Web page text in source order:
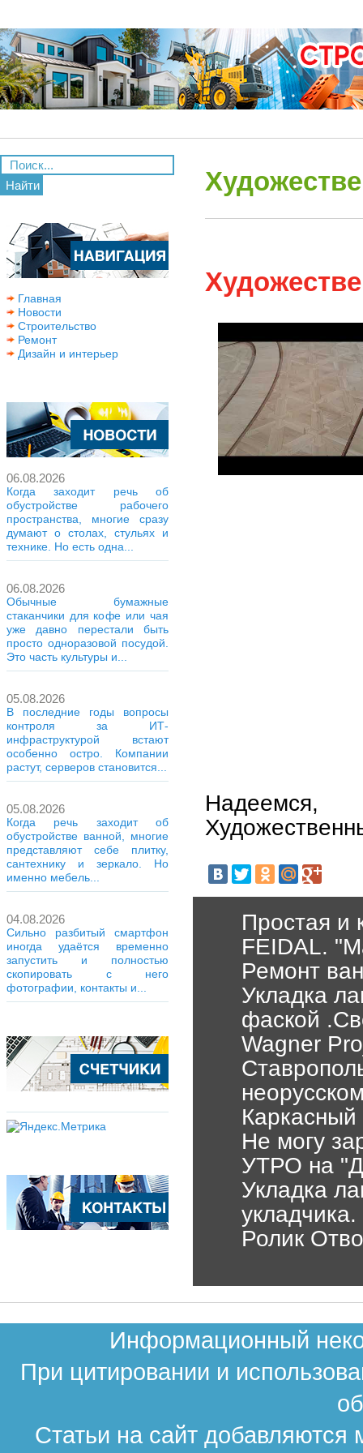
Найти
Главная
Новости
Строительство
Ремонт
Дизайн и интерьер
06.08.2026
Когда заходит речь об
обустройстве рабочего
пространства, многие сразу
думают о столах, стульях и
технике. Но есть одна...
06.08.2026
Обычные бумажные
стаканчики для кофе или чая
уже давно перестали быть
просто одноразовой посудой.
Это часть культуры и...
05.08.2026
В последние годы вопросы
контроля за ИТ-
инфраструктурой встают
особенно остро. Компании
растут, серверов становится...
05.08.2026
Когда речь заходит об
обустройстве ванной, многие
представляют себе плитку,
сантехнику и зеркало. Но
именно мебель...
04.08.2026
Сильно разбитый смартфон
иногда удаётся временно
запустить и полностью
скопировать с него
фотографии, контакты и...
Простая и
FEIDAL.
Ремонт
Укладка
фаской
Wagner
Не могу
УТРО на
Укладка
Ролик
Информационный
При цитировании и
Статьи на сайт